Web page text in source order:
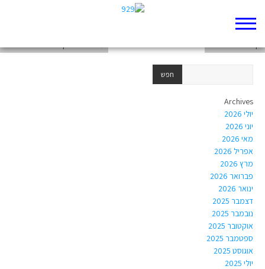
Archives
יולי 2026
יוני 2026
מאי 2026
אפריל 2026
מרץ 2026
פברואר 2026
ינואר 2026
דצמבר 2025
נובמבר 2025
אוקטובר 2025
ספטמבר 2025
אוגוסט 2025
יולי 2025